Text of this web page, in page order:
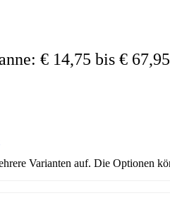
€ 14,75 bis € 67,95
Varianten auf. Die Optionen